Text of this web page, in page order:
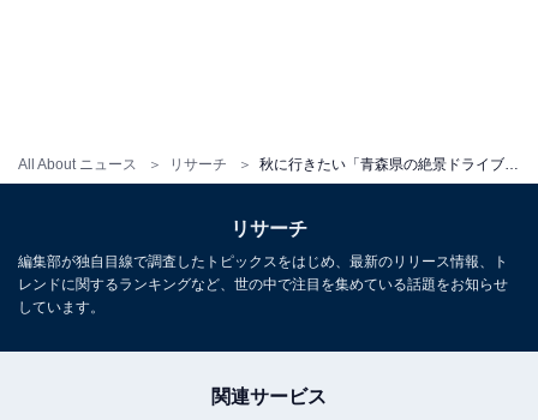
All About ニュース リサーチ
リサーチ
編集部が独自目線で調査したトピックスをはじめ、最新のリリース情報、ト
レンドに関するランキングなど、世の中で注目を集めている話題をお知らせ
しています。
関連サービス